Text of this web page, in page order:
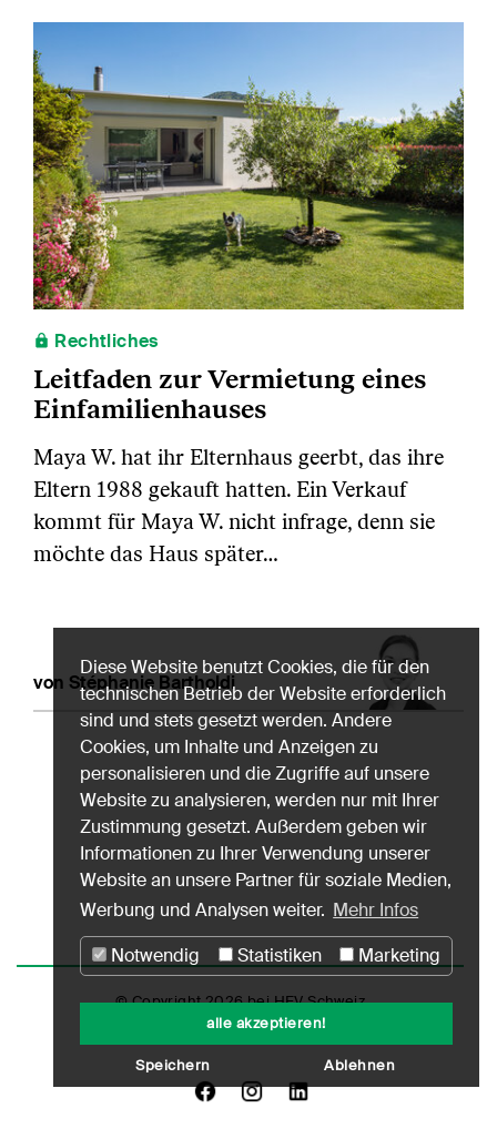
Rechtliches
Leitfaden zur Vermietung eines
Einfamilienhauses
Maya W. hat ihr Elternhaus geerbt, das ihre
Eltern 1988 gekauft hatten. Ein Verkauf
kommt für Maya W. nicht infrage, denn sie
möchte das Haus später…
von Stéphanie Bartholdi
© Copyright 2026 bei HEV Schweiz
Datenschutz Nutzungshinweise
Diese Website benutzt Cookies, die für den
technischen Betrieb der Website erforderlich
sind und stets gesetzt werden. Andere
Cookies, um Inhalte und Anzeigen zu
personalisieren und die Zugriffe auf unsere
Website zu analysieren, werden nur mit Ihrer
Zustimmung gesetzt. Außerdem geben wir
Informationen zu Ihrer Verwendung unserer
Website an unsere Partner für soziale Medien,
Werbung und Analysen weiter. Mehr Infos
Notwendig
Statistiken Marketing
alle akzeptieren!
Speichern Ablehnen